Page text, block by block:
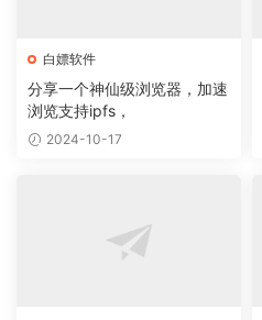
白嫖软件
分享一个神仙级浏览器，加速
浏览支持ipfs，
2024-10-17